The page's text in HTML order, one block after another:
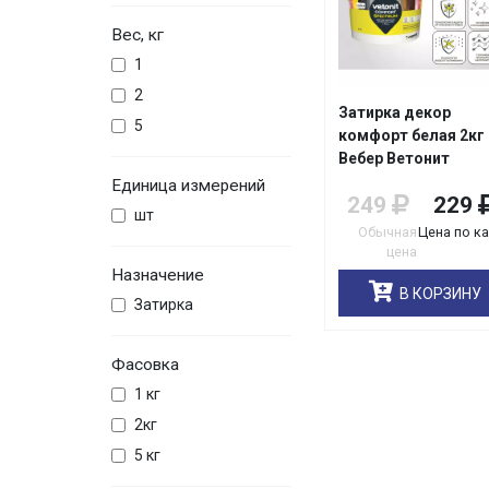
Вес, кг
1
2
5
Единица измерений
шт
Назначение
Затирка
Фасовка
1 кг
2кг
5 кг
Затирка декор
комфорт белая 2кг
Вебер Ветонит
249
Обычная
цена
229
Цена по
В КОРЗИНУ